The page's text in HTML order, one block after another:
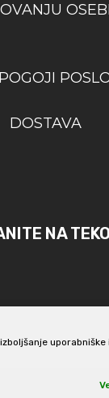
uporabniške
DOSTAVA
NA